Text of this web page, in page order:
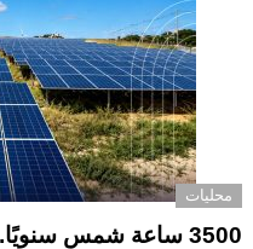
محليات
3500 ساعة شمس سنويًا.. والطاقة المتجددة شبه غائبة